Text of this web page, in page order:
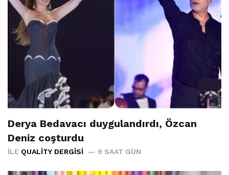
Derya Bedavacı duygulandırdı, Özcan
Deniz coşturdu
İLE QUALITY DERGISI 9 SAAT GÜN